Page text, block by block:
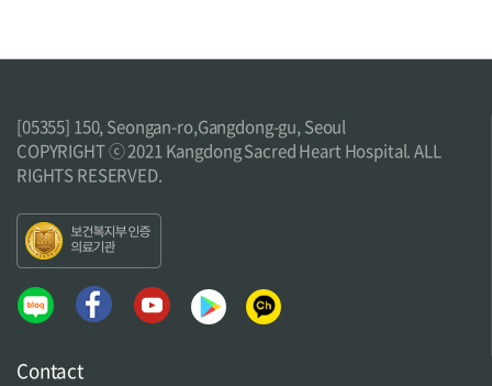
内分泌内科
外科
家庭医学科
康复医学科
影像医学科
感染内科
[05355] 150, Seongan-ro,Gangdong-gu, Seoul
COPYRIGHT ⓒ 2021 Kangdong Sacred Heart Hospital. ALL
RIGHTS RESERVED.
Contact